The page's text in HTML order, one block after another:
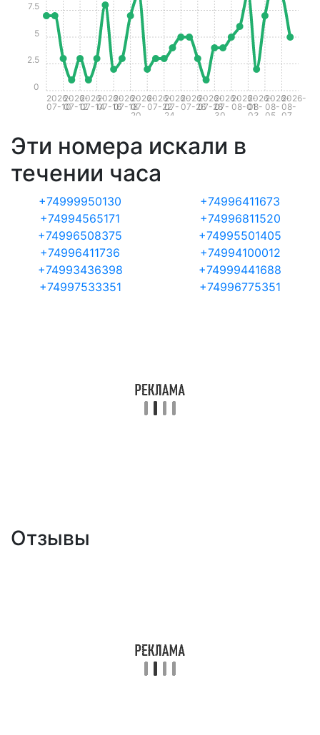
2026-
07-10
2026-
07-12
2026-
07-14
2026-
07-16
2026-
07-18
2026-
07-
20
2026-
07-22
2026-
07-
24
2026-
07-26
2026-
07-28
2026-
07-
30
2026-
08-01
2026-
08-
03
2026-
08-
05
2026-
08-
07
0
2.5
5
7.5
Эти номера искали в
течении часа
+74999950130
+74996411673
+74994565171
+74996811520
+74996508375
+74995501405
+74996411736
+74994100012
+74993436398
+74999441688
+74997533351
+74996775351
Отзывы